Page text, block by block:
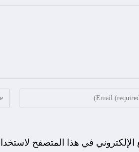
في هذا المتصفح